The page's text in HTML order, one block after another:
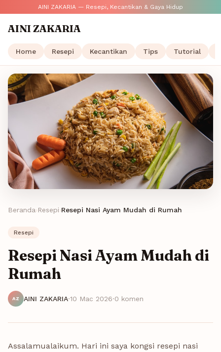
AINI ZAKARIA — Resepi, Kecantikan & Gaya Hidup
AINI ZAKARIA
Home Resepi Kecantikan Tips Tutorial
Beranda›Resepi›Resepi Nasi Ayam Mudah di Rumah
Resepi
Resepi Nasi Ayam Mudah di
Rumah
AZ AINI ZAKARIA·10 Mac 2026·0 komen
Assalamualaikum. Hari ini saya kongsi resepi nasi